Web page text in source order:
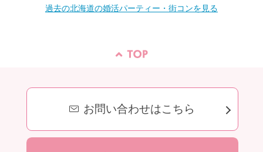
過去の北海道の婚活パーティー・街コンを見る
お問い合わせはこちら